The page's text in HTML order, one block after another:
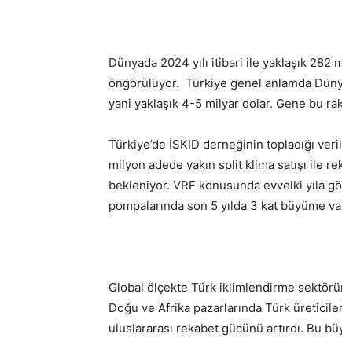
Dünyada 2024 yılı itibari ile yaklaşık 282
öngörülüyor. Türkiye genel anlamda
yani yaklaşık 4-5 milyar dolar. Gene bu
Türkiye’de İSKİD derneğinin topladığı
milyon adede yakın split klima satışı ile
bekleniyor. VRF konusunda evvelki yıla
pompalarında son 5 yılda 3 kat büyüme
Global ölçekte Türk iklimlendirme
Doğu ve Afrika pazarlarında Türk
uluslararası rekabet gücünü artırdı. Bu